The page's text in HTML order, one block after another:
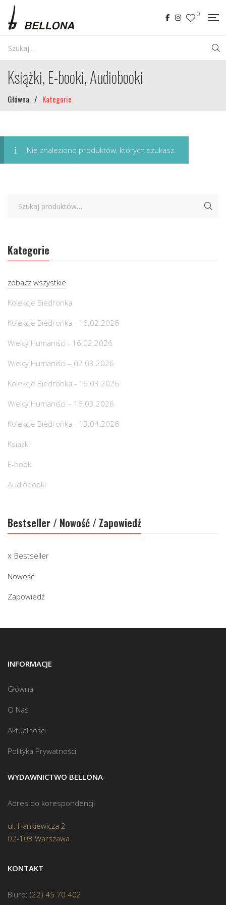
0
Książki, E-booki, Audiobooki
Główna / Kategorie
Nie znaleziono produktów, których szukasz.
Kategorie
zobacz wszystkie
Kolekcje Biedronka
Kolekcje Biedronka - 16.02.2026
Wielcy Humaniści - 16.02.2026
Wielcy Humaniści – 02.03.2026
Kolekcje Biedronka - 16.03.2026
Wielcy Humaniści – 16.03.2026
Kolekcje Biedronka - 13.04.2026
Książki
E-booki
Audiobooki
Bestseller / Nowość / Zapowiedź
Bestseller
Nowość
Zapowiedź
INFORMACJE
Główna
O Nas
Aktualności
Polityka Prywatności
WYDAWNICTWO BELLONA
Adres do korespondencji
ul. Hankiewicza 2
02-103 Warszawa
KONTAKT
Biuro: (22) 45 70 402